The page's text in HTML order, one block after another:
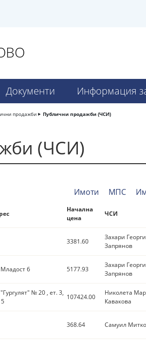
Документи Информация
продажби Публични продажби (ЧСИ)
(ЧСИ)
Имоти МПС
Начална
цена
ЧСИ
3381.60
Захари
Запрянов
6 5177.93
Захари
Запрянов
№ 20 , ет. 3,
107424.00
Николета
Кавакова
368.64 Самуил